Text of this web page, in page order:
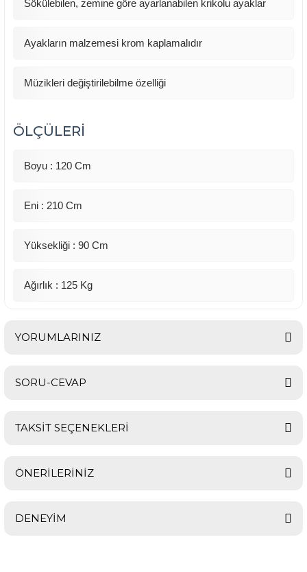
Sökülebilen, zemine göre ayarlanabilen krikolu ayaklar
Ayakların malzemesi krom kaplamalıdır
Müzikleri değiştirilebilme özelliği
ÖLÇÜLERİ
Boyu : 120 Cm
Eni : 210 Cm
Yüksekliği : 90 Cm
Ağırlık : 125 Kg
YORUMLARINIZ
SORU-CEVAP
TAKSİT SEÇENEKLERİ
ÖNERİLERİNİZ
Bu ürünün fiyat bilgisi, resim, ürün açıklamalarında ve diğer
DENEYİM